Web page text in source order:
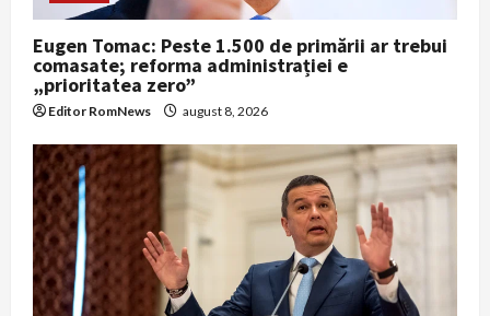
Eugen Tomac: Peste 1.500 de primării ar trebui
comasate; reforma administrației e
„prioritatea zero”
Editor RomNews august 8, 2026